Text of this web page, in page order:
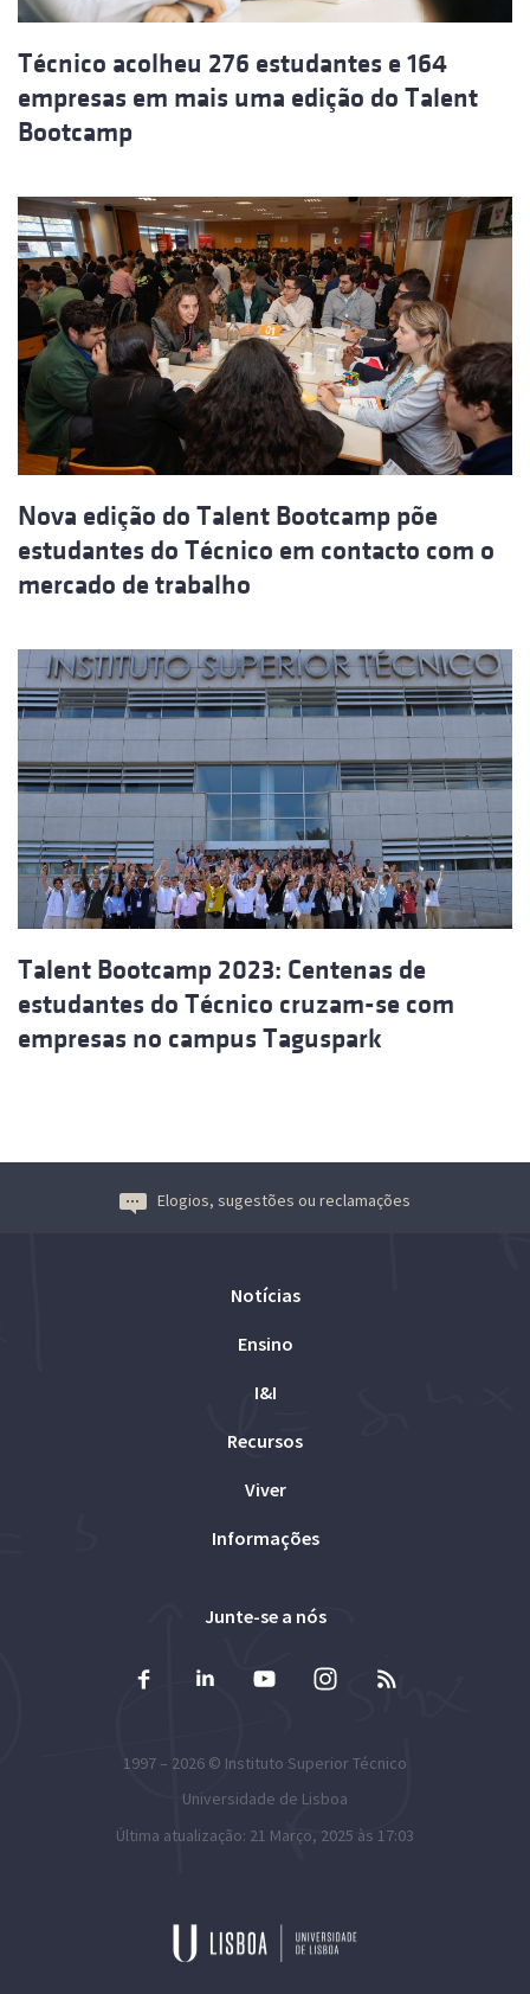
Técnico acolheu 276 estudantes e 164
empresas em mais uma edição do Talent
Bootcamp
Nova edição do Talent Bootcamp põe
estudantes do Técnico em contacto com o
mercado de trabalho
Talent Bootcamp 2023: Centenas de
estudantes do Técnico cruzam-se com
empresas no campus Taguspark
Elogios, sugestões ou reclamações
Notícias
Ensino
I&I
Recursos
Viver
Informações
Junte-se a nós
1997 – 2026 © Instituto Superior Técnico
Universidade de Lisboa
Última atualização: 21 Março, 2025 às 17:03